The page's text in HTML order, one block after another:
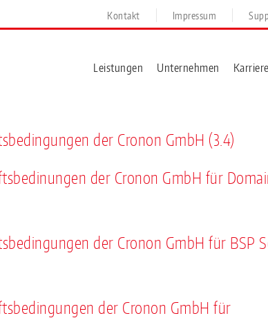
Kontakt Impressum
Leistungen Unternehmen Karriere
der Cronon GmbH (3.4)
der Cronon GmbH für
der Cronon GmbH für BSP
der Cronon GmbH für